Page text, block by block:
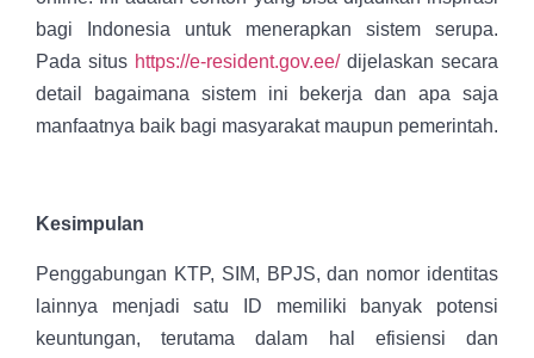
bagi Indonesia untuk menerapkan sistem serupa.
Pada situs https://e-resident.gov.ee/dijelaskan secara
detail bagaimana sistem ini bekerja dan apa saja
manfaatnya baik bagi masyarakat maupun pemerintah.
Kesimpulan
Penggabungan KTP, SIM, BPJS, dan nomor identitas
lainnya menjadi satu ID memiliki banyak potensi
keuntungan, terutama dalam hal efisiensi dan